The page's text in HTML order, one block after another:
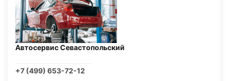
Автосервис Севастопольский
+7 (499) 653-72-12